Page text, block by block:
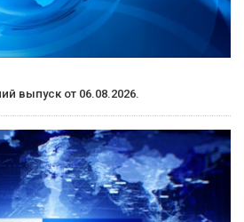
выпуск от 06.08.2026.